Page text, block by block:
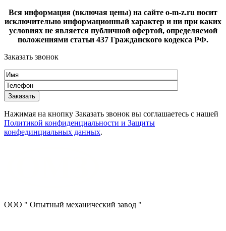
Вся информация (включая цены) на сайте o-m-z.ru носит
исключительно информационный характер и ни при каких
условиях не является публичной офертой, определяемой
положениями статьи 437 Гражданского кодекса РФ.
Заказать звонок
Нажимая на кнопку Заказать звонок вы соглашаетесь с нашей
Политикой конфиденциальности и Защиты
конфединциальных данных.
ООО " Опытный механический завод "